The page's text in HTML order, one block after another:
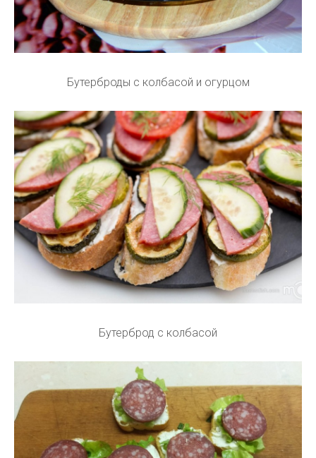
Бутерброды с колбасой и огурцом
Бутерброд с колбасой